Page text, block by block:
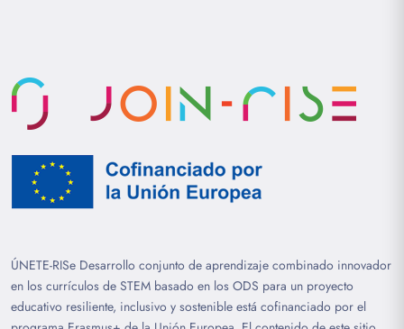
ÚNETE-RISe Desarrollo conjunto de aprendizaje combinado innovador
en los currículos de STEM basado en los ODS para un proyecto
educativo resiliente, inclusivo y sostenible está cofinanciado por el